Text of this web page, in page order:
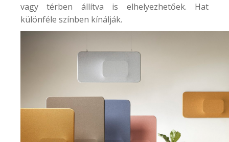
vagy térben állítva is elhelyezhetőek. Hat
különféle színben kínálják.